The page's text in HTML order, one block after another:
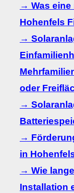
→ Was eine
Hohenfels
→
oder
→
→
in
→ Wie
Installation